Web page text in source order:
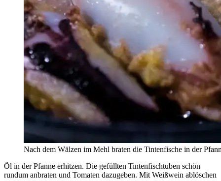
Nach dem Wälzen im Mehl braten die Tintenfische in der
Öl in der Pfanne erhitzen. Die gefüllten Tintenfischtuben schön
rundum anbraten und Tomaten dazugeben. Mit Weißwein ablöschen